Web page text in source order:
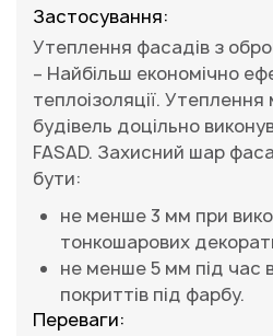
Застосування:
Утеплення фасадів з
– Найбільш економічно
теплоізоляції.
будівель доцільно
FASAD. Захисний шар
бути:
не менше 3 мм при
тонкошарових
не менше 5 мм під час
покриттів під фарбу.
Переваги: